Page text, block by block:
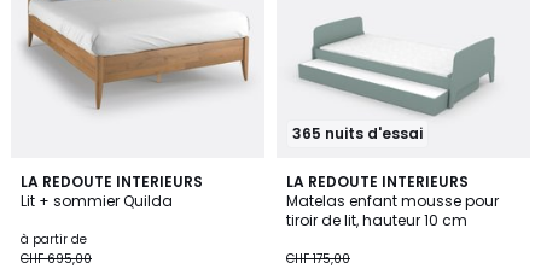
LA REDOUTE INTERIEURS
Lit + sommier Quilda
à partir de
CHF 695,00
4,5
/ 5
365 nuits d'essai
LA REDOUTE INTERIEURS
Matelas enfant mousse pour
tiroir de lit, hauteur 10 cm
CHF 175,00
3,8
/ 5